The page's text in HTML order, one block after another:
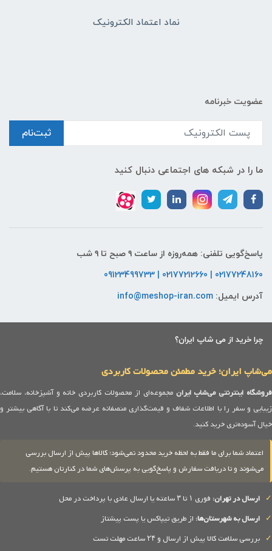
نماد اعتماد الکترونیک
عضویت خبرنامه
ثبت‌نام
ما را در شبکه های اجتماعی دنبال کنید
پاسخ‌گویی تلفنی: همه‌روزه از ساعت ۹ صبح تا ۹ شب
02177248160 | 02177212660 | 09123499733
آدرس ایمیل: info@meshop-iran.com
چرا خرید از می شاپ ایران؟
می‌شاپ ایران؛ خرید مطمئن محصولات کاربردی
فروشگاه اینترنتی می‌شاپ ایران مجموعه‌ای از محصولات کاربردی خانه و آشپزخانه، سلامت،
زیبایی و سفر را با اطلاعات شفاف و قیمت‌گذاری منصفانه عرضه می‌کند تا با آگاهی بیشتر و
خیال آسوده‌تری خرید کنید.
اعتماد شما برای ما فقط به لحظه خرید محدود نمی‌شود؛ کالاها پیش از ارسال بررسی
می‌شوند و تا دریافت سفارش و پاسخ‌گویی به پرسش‌های شما در کنارتان هستیم.
✓ ارسال در تهران: فوری ۱ تا ۳ ساعته یا ارسال عادی با پرداخت در محل
✓ ارسال به شهرستان‌ها: از طریق تیپاکس یا پست پیشتاز
✓ بررسی سلامت کالا پیش از ارسال و ۲۴ ساعت مهلت تست